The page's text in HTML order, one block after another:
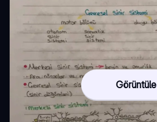
Görüntüle